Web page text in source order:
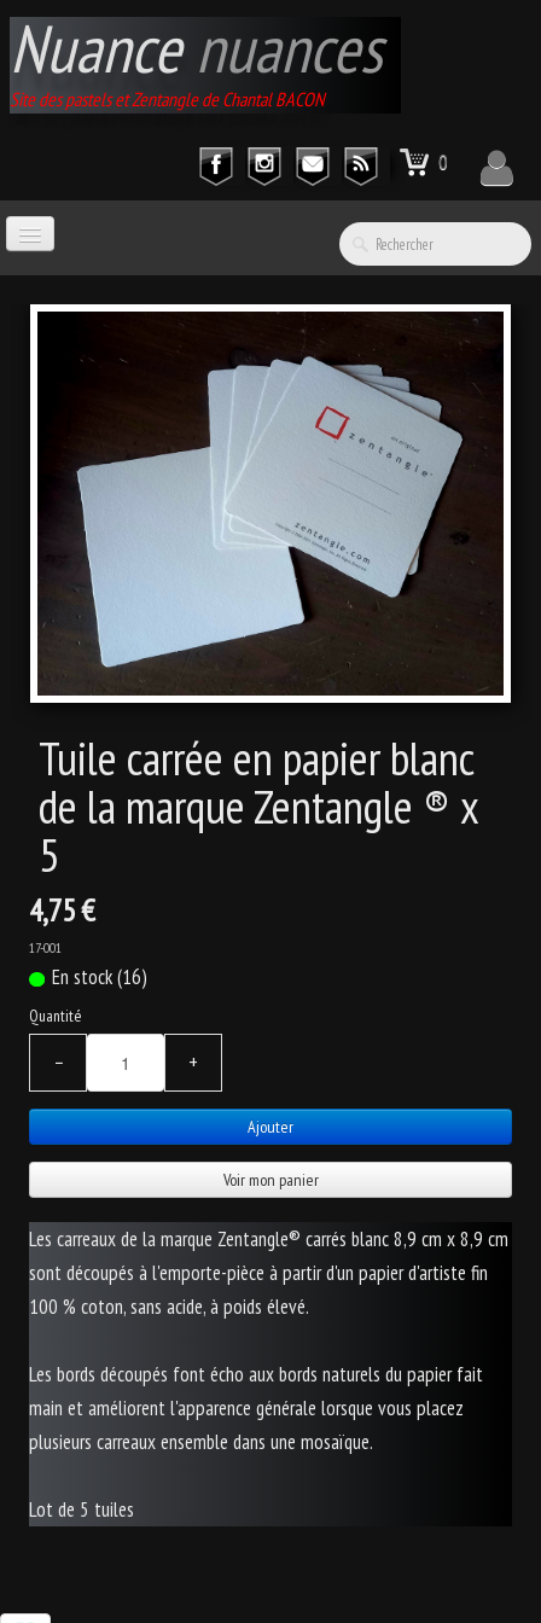
Nuancenuances
Site des pastels et Zentangle de Chantal BACON
0
GALERIES
CATALOGUE D'ARTICLES
ATELIERS
CONSEILS
Tuile carrée en papier blanc
de la marque Zentangle ® x
5
4,75 €
17-001
En stock (16)
Quantité
− +
Ajouter
Voir mon panier
Les carreaux de la marque Zentangle® carrés blanc 8,9 cm x 8,9 cm
sont découpés à l'emporte-pièce à partir d'un papier d'artiste fin
100 % coton, sans acide, à poids élevé.
Les bords découpés font écho aux bords naturels du papier fait
main et améliorent l'apparence générale lorsque vous placez
plusieurs carreaux ensemble dans une mosaïque.
Lot de 5 tuiles